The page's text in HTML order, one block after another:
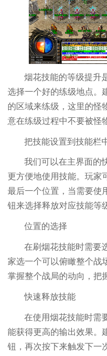
烟花技能的等级提升
选择一个好的练级地点。
的区域来练级，这里的怪
意在练级过程中不要被怪
把技能设置到技能栏
我们可以在主界面的
更方便地使用技能。玩家
最后一个位置，当需要使
钮来选择释放对应技能等
位置的选择
在刷烟花技能时需要
家选一个可以俯瞰整个战
掌握整个战局的动向，把
快速释放技能
在使用烟花技能时需
能获得更高的输出效果。
钮，再次按下来触发下一